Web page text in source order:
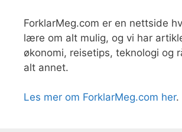
ForklarMeg.com er en nettside
lære om alt mulig, og vi har
økonomi, reisetips, teknologi og
alt annet.
Les mer om ForklarMeg.com her.